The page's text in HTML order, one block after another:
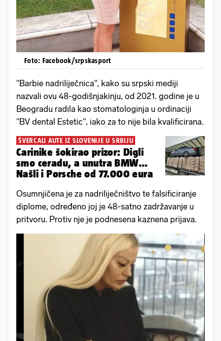
Foto: Facebook/srpskasport
"Barbie nadriliječnica", kako su srpski mediji
nazvali ovu 48-godišnjakinju, od 2021. godine je u
Beogradu radila kao stomatologinja u ordinaciji
"BV dental Estetic", iako za to nije bila kvalificirana.
ŠVERCALI AUTE IZ SLOVENIJE U SRBIJU
Carinike šokirao prizor: Digli
smo ceradu, a unutra BMW...
Našli i Porsche od 77.000 eura
Osumnjičena je za nadriliječništvo te falsificiranje
diplome, određeno joj je 48-satno zadržavanje u
pritvoru. Protiv nje je podnesena kaznena prijava.